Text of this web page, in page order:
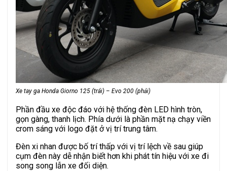
Xe tay ga Honda Giorno 125 (trái) – Evo 200 (phải)
Phần đầu xe độc đáo với hệ thống đèn LED hình tròn,
gọn gàng, thanh lịch. Phía dưới là phần mặt nạ chạy viền
crom sáng với logo đặt ở vị trí trung tâm.
Đèn xi nhan được bố trí thấp với vị trí lệch về sau giúp
cụm đèn này dễ nhận biết hơn khi phát tín hiệu với xe đi
song song lẫn xe đối diện.